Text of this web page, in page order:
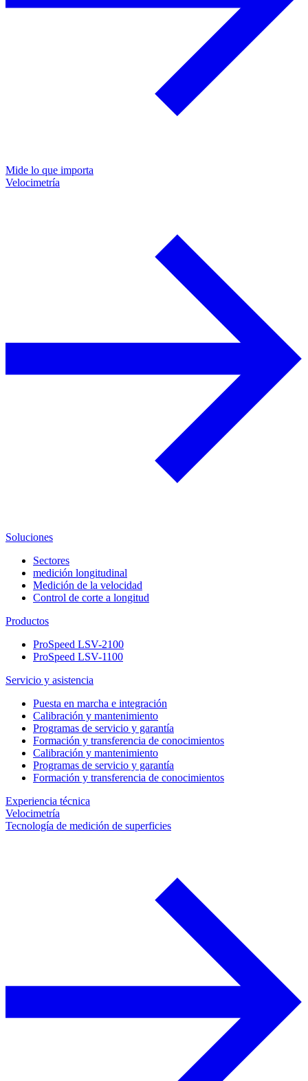
Mide lo que importa
Velocimetría
Soluciones
Sectores
medición longitudinal
Medición de la velocidad
Control de corte a longitud
Productos
ProSpeed LSV-2100
ProSpeed LSV-1100
Servicio y asistencia
Puesta en marcha e integración
Calibración y mantenimiento
Programas de servicio y garantía
Formación y transferencia de conocimientos
Calibración y mantenimiento
Programas de servicio y garantía
Formación y transferencia de conocimientos
Experiencia técnica
Velocimetría
Tecnología de medición de superficies